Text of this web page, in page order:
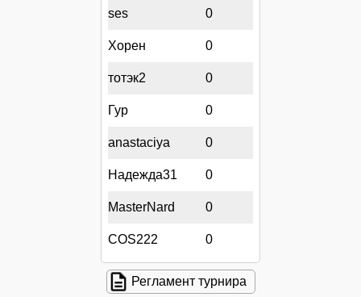
ses 0
Хорен 0
тотэк2 0
Гур 0
anastaciya 0
Надежда31 0
MasterNard 0
COS222 0
Регламент турнира